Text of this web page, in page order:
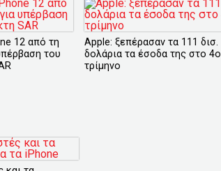
12 από τη
του
Apple: ξεπέρασαν τα 111 δισ.
δολάρια τα έσοδα της στο 4ο
τρίμηνο